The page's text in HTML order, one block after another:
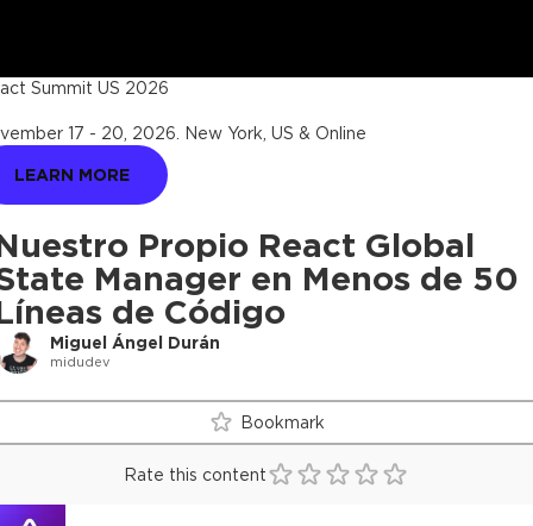
Propio React Global
Manager en Menos de 50
de Código
Miguel Ángel Durán
midudev
Summit US 2026
17 - 20, 2026 New York, US & Online
LEARN MORE
Bookmark
Rate this content